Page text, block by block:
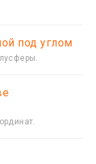
под углом